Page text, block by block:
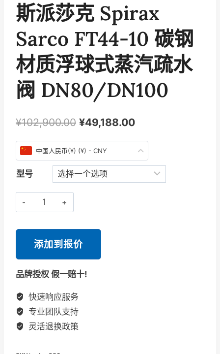
斯派莎克 Spirax
Sarco FT44-10 碳钢
材质浮球式蒸汽疏水
阀 DN80/DN100
¥102,900.00 原
价
为：
¥102,900.00。
¥49,188.00当
前
价
中国人民币(¥) (¥) - CNY
型号
派
克
Spirax
FT44-
10
钢
材
添加到报价
品牌授权 假一赔十!
快速响应服务
专业团队支持
灵活退换政策